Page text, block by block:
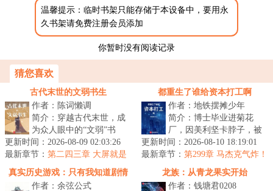
温馨提示：临时书架只能存储于本设备中，要用永
久书架请免费注册会员添加
你暂时没有阅读记录
猜您喜欢
古代末世的文弱书生
作者：陈词懒调
简介：穿越古代末世，成
为众人眼中的“文弱”书
生。古代乱世里的逃生、
打怪、基建文。...
更新时间：2026-08-09 02:03:26
最新章节： 第二四三章 大屏就是
好
都重生了谁给资本打工啊
作者：地铁摆摊少年
简介：博士毕业进菊花
厂，因美利坚卡脖子，被
迫拿N+后，赶风口创业。
做短剧，被资本割；做游
戏，被资本的...
更新时间：2026-08-10 18:19:01
最新章节： 第299章 马杰克气炸！
小象首发二维码支付！
真实历史游戏：只有我知道剧情
作者：余弦公式
龙族：从青龙果实开始
作者：钱塘君0208